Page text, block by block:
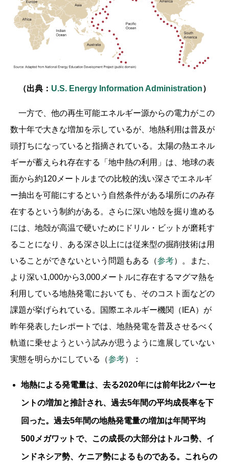
（出典： U.S. Energy Information Administration）
一方で、他の再生可能エネルギー源からの電力がこの
数十年で大きな増加を示しているが、地熱利用は普及が
頭打ちになっていると指摘されている。太陽の熱エネル
ギーが蓄えられ存在する「地中熱の利用」は、地球の表
面から約120メートルまでの比較的浅い深さでエネルギ
ー抽出を可能にするという自然条件がある場所にのみ存
在するという制約がある。さらに深い地殻を掘り進める
には、地殻が高温で硬いためにドリル・ビットが磨耗す
ることになり、ある深さ以上には従来型の掘削技術は用
いることができないという問題もある（参考）。また、
より深い1,000から3,000メートルに存在するマグマ熱を
利用している地熱発電においても、そのコスト面などの
課題が挙げられている。国際エネルギー機関（IEA）が
昨年発表したレポートでは、地熱発電を普及させるべく
軌道に乗せようという試みが思うように進展していない
実態を明らかにしている（参考）：
地熱による発電量は、去る2020年には前年比2パーセ
ントの増加と推計され、過去5年間の平均成長率を下
回った。過去5年間の地熱発電量の増加は年間平均
500メガワットで、この成長の大部分はトルコ勢、イ
ンドネシア勢、ケニア勢によるものである。これらの